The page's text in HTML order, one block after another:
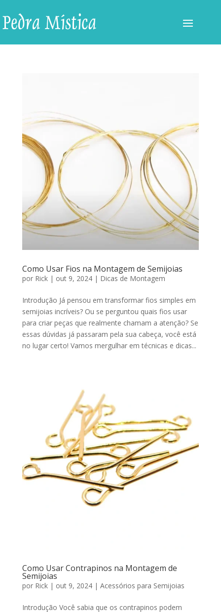
Como Usar Fios na Montagem de Semijoias
por Rick| out 9, 2024| Dicas de Montagem
Introdução Já pensou em transformar fios simples em
semijoias incríveis? Ou se perguntou quais fios usar
para criar peças que realmente chamam a atenção? Se
essas dúvidas já passaram pela sua cabeça, você está
no lugar certo! Vamos mergulhar em técnicas e dicas...
Como Usar Contrapinos na Montagem de
Semijoias
por Rick| out 9, 2024| Acessórios para Semijoias
Introdução Você sabia que os contrapinos podem